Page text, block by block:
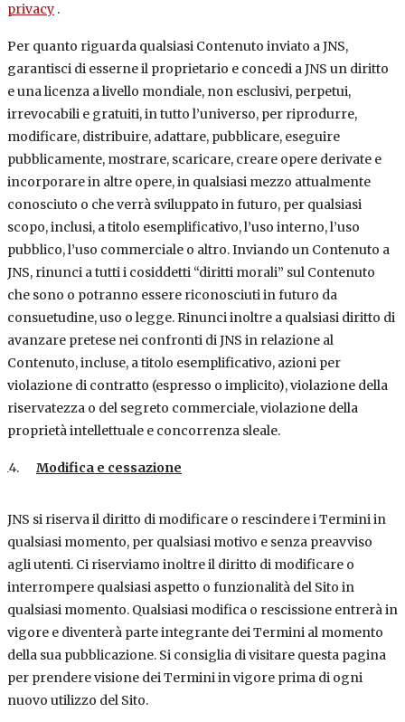
privacy .
Per quanto riguarda qualsiasi Contenuto inviato a JNS,
garantisci di esserne il proprietario e concedi a JNS un diritto
e una licenza a livello mondiale, non esclusivi, perpetui,
irrevocabili e gratuiti, in tutto l’universo, per riprodurre,
modificare, distribuire, adattare, pubblicare, eseguire
pubblicamente, mostrare, scaricare, creare opere derivate e
incorporare in altre opere, in qualsiasi mezzo attualmente
conosciuto o che verrà sviluppato in futuro, per qualsiasi
scopo, inclusi, a titolo esemplificativo, l’uso interno, l’uso
pubblico, l’uso commerciale o altro. Inviando un Contenuto a
JNS, rinunci a tutti i cosiddetti “diritti morali” sul Contenuto
che sono o potranno essere riconosciuti in futuro da
consuetudine, uso o legge. Rinunci inoltre a qualsiasi diritto di
avanzare pretese nei confronti di JNS in relazione al
Contenuto, incluse, a titolo esemplificativo, azioni per
violazione di contratto (espresso o implicito), violazione della
riservatezza o del segreto commerciale, violazione della
proprietà intellettuale e concorrenza sleale.
Modifica e cessazione
JNS si riserva il diritto di modificare o rescindere i Termini in
qualsiasi momento, per qualsiasi motivo e senza preavviso
agli utenti. Ci riserviamo inoltre il diritto di modificare o
interrompere qualsiasi aspetto o funzionalità del Sito in
qualsiasi momento. Qualsiasi modifica o rescissione entrerà in
vigore e diventerà parte integrante dei Termini al momento
della sua pubblicazione. Si consiglia di visitare questa pagina
per prendere visione dei Termini in vigore prima di ogni
nuovo utilizzo del Sito.